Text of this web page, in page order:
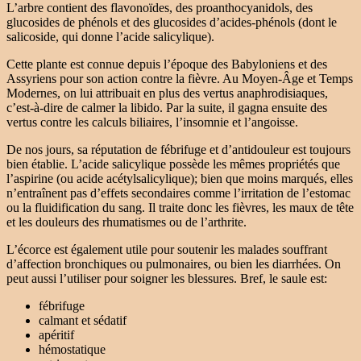
L’arbre contient des flavonoïdes, des proanthocyanidols, des
glucosides de phénols et des glucosides d’acides-phénols (dont le
salicoside, qui donne l’acide salicylique).
Cette plante est connue depuis l’époque des Babyloniens et des
Assyriens pour son action contre la fièvre. Au Moyen-Âge et Temps
Modernes, on lui attribuait en plus des vertus anaphrodisiaques,
c’est-à-dire de calmer la libido. Par la suite, il gagna ensuite des
vertus contre les calculs biliaires, l’insomnie et l’angoisse.
De nos jours, sa réputation de fébrifuge et d’antidouleur est toujours
bien établie. L’acide salicylique possède les mêmes propriétés que
l’aspirine (ou acide acétylsalicylique); bien que moins marqués, elles
n’entraînent pas d’effets secondaires comme l’irritation de l’estomac
ou la fluidification du sang. Il traite donc les fièvres, les maux de tête
et les douleurs des rhumatismes ou de l’arthrite.
L’écorce est également utile pour soutenir les malades souffrant
d’affection bronchiques ou pulmonaires, ou bien les diarrhées. On
peut aussi l’utiliser pour soigner les blessures. Bref, le saule est:
fébrifuge
calmant et sédatif
apéritif
hémostatique